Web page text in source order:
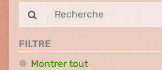
FILTRE
Montrer tout